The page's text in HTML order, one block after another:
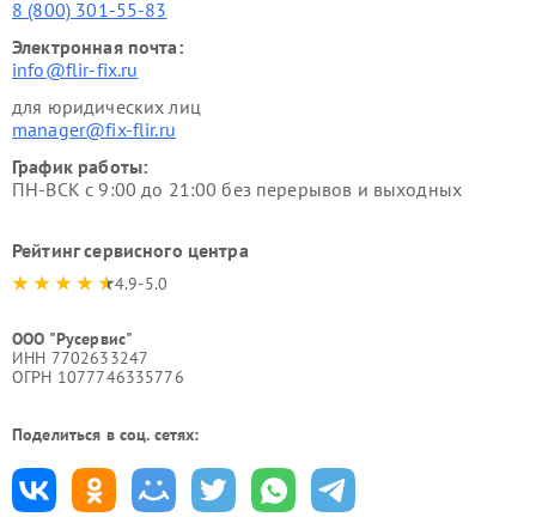
8 (800) 301-55-83
Электронная почта:
info@flir-fix.ru
для юридических лиц
manager@fix-flir.ru
График работы:
ПН-ВСК с 9:00 до 21:00 без перерывов и выходных
Рейтинг сервисного центра
4.9-5.0
ООО "Русервис"
ИНН 7702633247
ОГРН 1077746335776
Поделиться в соц. сетях: